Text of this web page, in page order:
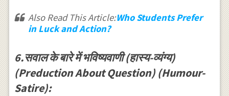
Also Read This Article:Who Students Prefer
in Luck and Action?
6.सवाल के बारे में भविष्यवाणी (हास्य-व्यंग्य)
(Preduction About Question) (Humour-
Satire):